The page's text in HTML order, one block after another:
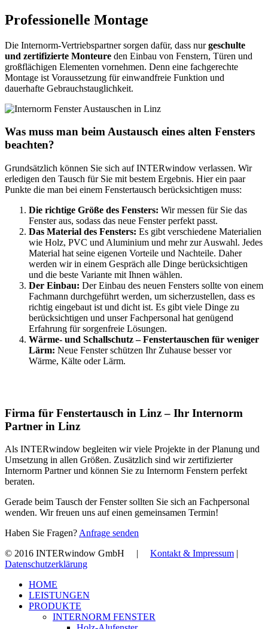
Professionelle Montage
Die Internorm-Vertriebspartner sorgen dafür, dass nurgeschulte
und zertifizierte Monteure den Einbau von Fenstern, Türen und
großflächigen Elementen vornehmen. Denn eine fachgerechte
Montage ist Voraussetzung für einwandfreie Funktion und
dauerhafte Gebrauchstauglichkeit.
Was muss man beim Austausch eines alten Fensters
beachten?
Grundsätzlich können Sie sich auf INTERwindow verlassen. Wir
erledigen den Tausch für Sie mit bestem Ergebnis. Hier ein paar
Punkte die man bei einem Fenstertausch berücksichtigen muss:
Die richtige Größe des Fensters: Wir messen für Sie das
Fenster aus, sodass das neue Fenster perfekt passt.
Das Material des Fensters: Es gibt verschiedene Materialien
wie Holz, PVC und Aluminium und mehr zur Auswahl. Jedes
Material hat seine eigenen Vorteile und Nachteile. Daher
werden wir in einem Gespräch alle Dinge berücksichtigen
und die beste Variante mit Ihnen wählen.
Der Einbau: Der Einbau des neuen Fensters sollte von einem
Fachmann durchgeführt werden, um sicherzustellen, dass es
richtig eingebaut ist und dicht ist. Es gibt viele Dinge zu
berücksichtigen und unser Fachpersonal hat genügend
Erfahrung für sorgenfreie Lösungen.
Wärme- und Schallschutz – Fenstertauschen für weniger
Lärm: Neue Fenster schützen Ihr Zuhause besser vor
Wärme, Kälte oder Lärm.
Firma für Fenstertausch in Linz – Ihr Internorm
Partner in Linz
Als INTERwindow begleiten wir viele Projekte in der Planung und
Umsetzung in allen Größen. Zusätzlich sind wir zertifizierter
Internorm Partner und können Sie zu Internorm Fenstern perfekt
beraten.
Gerade beim Tausch der Fenster sollten Sie sich an Fachpersonal
wenden. Wir freuen uns auf einen gemeinsamen Termin!
Haben Sie Fragen? Anfrage senden
© 2016 INTERwindow GmbH | Kontakt & Impressum |
Datenschutzerklärung
Close
Menu
HOME
LEISTUNGEN
PRODUKTE
INTERNORM FENSTER